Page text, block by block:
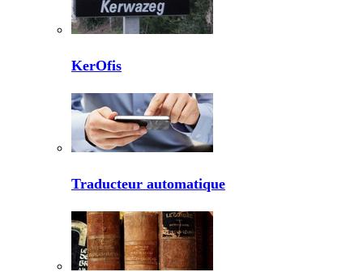
KerOfis
Traducteur automatique